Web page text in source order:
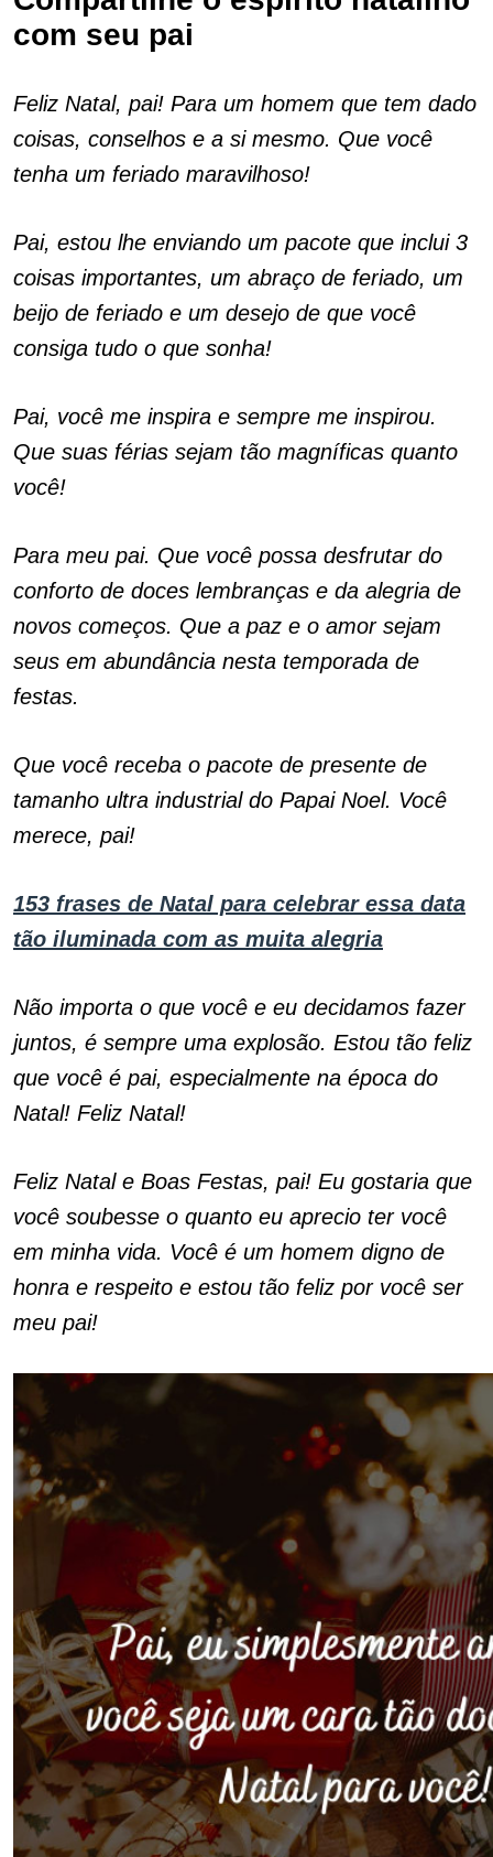
com seu pai
Feliz Natal, pai! Para um homem que tem dado
coisas, conselhos e a si mesmo. Que você
tenha um feriado maravilhoso!
Pai, estou lhe enviando um pacote que inclui 3
coisas importantes, um abraço de feriado, um
beijo de feriado e um desejo de que você
consiga tudo o que sonha!
Pai, você me inspira e sempre me inspirou.
Que suas férias sejam tão magníficas quanto
você!
Para meu pai. Que você possa desfrutar do
conforto de doces lembranças e da alegria de
novos começos. Que a paz e o amor sejam
seus em abundância nesta temporada de
festas.
Que você receba o pacote de presente de
tamanho ultra industrial do Papai Noel. Você
merece, pai!
153 frases de Natal para celebrar essa data
tão iluminada com as muita alegria
Não importa o que você e eu decidamos fazer
juntos, é sempre uma explosão. Estou tão feliz
que você é pai, especialmente na época do
Natal! Feliz Natal!
Feliz Natal e Boas Festas, pai! Eu gostaria que
você soubesse o quanto eu aprecio ter você
em minha vida. Você é um homem digno de
honra e respeito e estou tão feliz por você ser
meu pai!